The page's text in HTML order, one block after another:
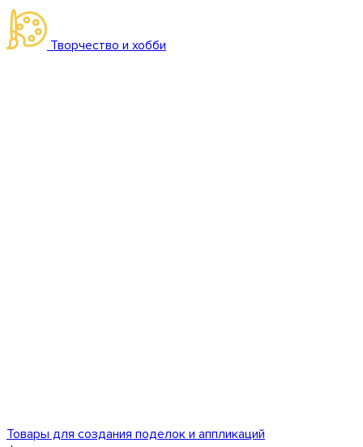
Творчество и хобби
Товары для создания поделок и аппликаций